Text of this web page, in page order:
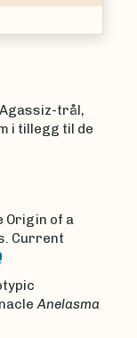
Agassiz-trål,
i tillegg til de
Origin of a
Current
Anelasma